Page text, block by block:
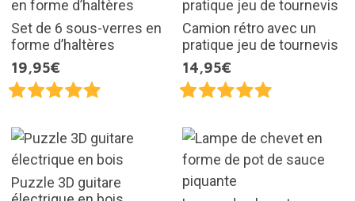
Set de 6 sous-verres en
forme d’haltères
19,95€
Camion rétro avec un
pratique jeu de tournevis
14,95€
Puzzle 3D guitare